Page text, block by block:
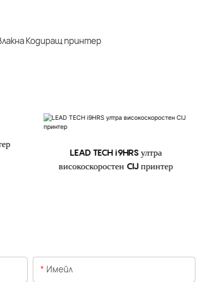
LEAD TECH i9HRS ултра
високоскоростен CIJ принтер
Имейл